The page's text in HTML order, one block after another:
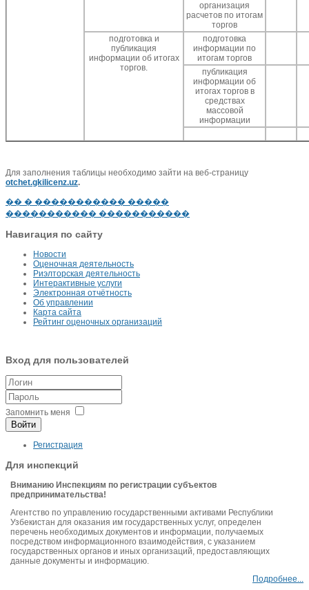
организация
расчетов по итогам
торгов
подготовка и
публикация
информации об итогах
торгов.
подготовка
информации по
итогам торгов
публикация
информации об
итогах торгов в
средствах
массовой
информации
Для заполнения таблицы необходимо зайти на веб-страницу
otchet.gkilicenz.uz.
�� � ����������� �����
����������� �����������
Навигация по сайту
Новости
Оценочная деятельность
Риэлторская деятельность
Интерактивные услуги
Электронная отчётность
Об управлении
Карта сайта
Рейтинг оценочных организаций
Вход для пользователей
Запомнить меня
Войти
Регистрация
Для инспекций
Вниманию Инспекциям по регистрации субъектов
предпринимательства!
Агентство по управлению государственными активами Республики
Узбекистан для оказания им государственных услуг, определен
перечень необходимых документов и информации, получаемых
посредством информационного взаимодействия, с указанием
государственных органов и иных организаций, предоставляющих
данные документы и информацию.
Подробнее...